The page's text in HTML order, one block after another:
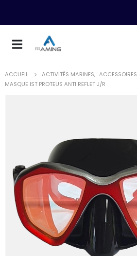
ACCUEIL ACTIVITÉS MARINES, ACCESSOIRES
MASQUE IST PROTEUS ANTI REFLET J/R